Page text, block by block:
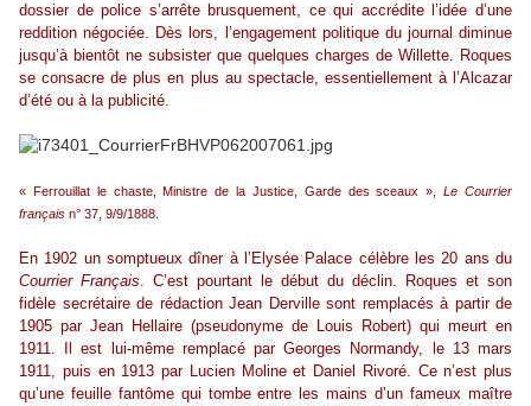
dossier de police s’arrête brusquement, ce qui accrédite l’idée d’une
reddition négociée. Dès lors, l’engagement politique du journal diminue
jusqu’à bientôt ne subsister que quelques charges de Willette. Roques
se consacre de plus en plus au spectacle, essentiellement à l’Alcazar
d’été ou à la publicité.
« Ferrouillat le chaste, Ministre de la Justice, Garde des sceaux »,Le Courrier
français n° 37, 9/9/1888.
En 1902 un somptueux dîner à l’Elysée Palace célèbre les 20 ans du
Courrier Français. C’est pourtant le début du déclin. Roques et son
fidèle secrétaire de rédaction Jean Derville sont remplacés à partir de
1905 par Jean Hellaire (pseudonyme de Louis Robert) qui meurt en
1911. Il est lui-même remplacé par Georges Normandy, le 13 mars
1911, puis en 1913 par Lucien Moline et Daniel Rivoré. Ce n’est plus
qu’une feuille fantôme qui tombe entre les mains d’un fameux maître